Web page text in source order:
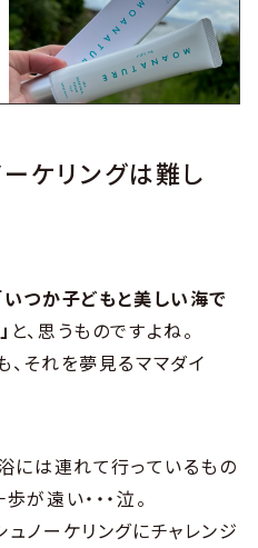
ケリングは難し
いつか子どもと美しい海で
と、思うものですよね。
それを夢見るママダイ
には連れて行っているもの
が遠い・・・泣。
ノーケリングにチャレンジ